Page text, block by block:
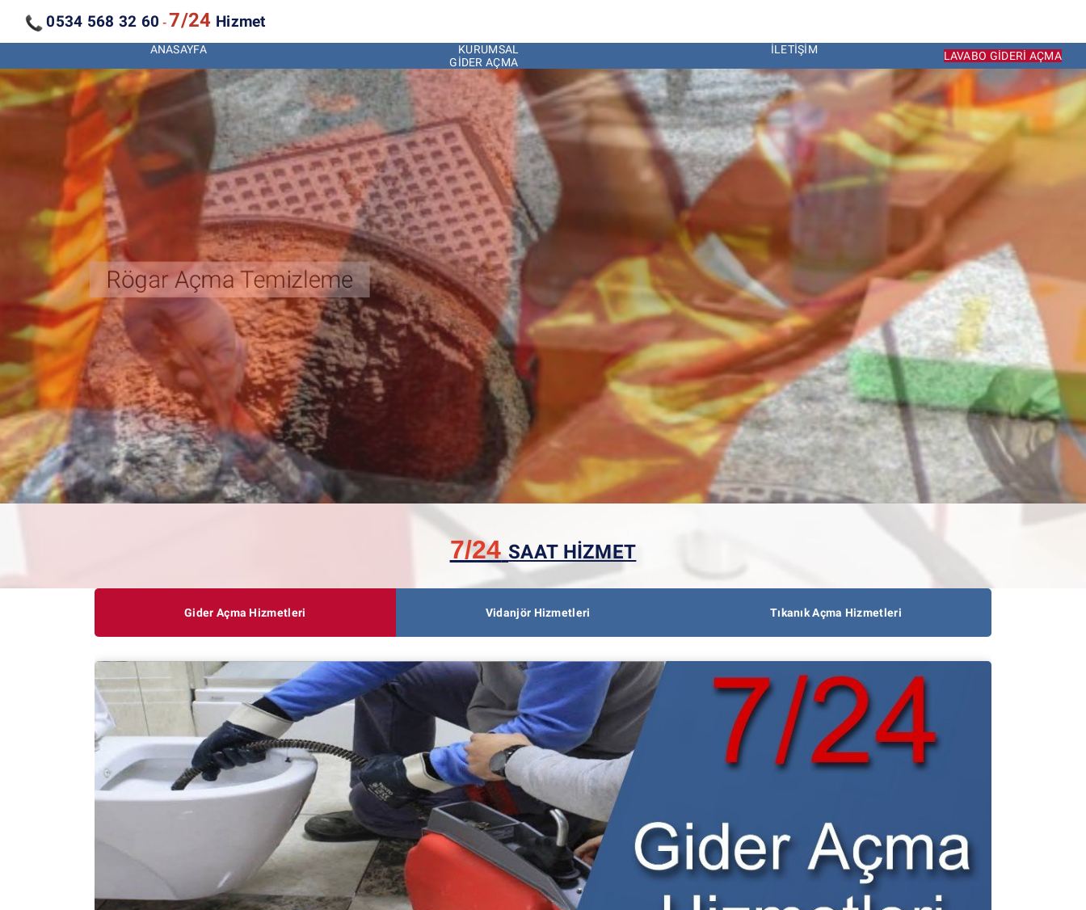
0534 568 32 60 - 7/24 Hizmet
ANASAYFA KURUMSAL
İLETIŞIM
GIDER AÇMA
LAVABO GIDERI AÇMA
Kanal Açma Temizleme
7/24 SAAT HİZMET
Gider Açma Hizmetleri Vidanjör Hizmetleri Tıkanık Açma Hizmetleri